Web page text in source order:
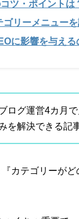
ツ・ポイントは
リーメニュー
に影響を与える
ログ運営4カ月
を解決できる記
カテゴリーが